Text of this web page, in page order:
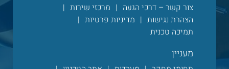
צור קשר – דרכי הגעה
מרכזי שירות
הצהרת נגישות
מדיניות פרטיות
תמיכה טכנית
מעניין